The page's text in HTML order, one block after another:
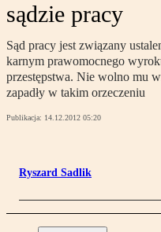
sądzie pracy
Sąd pracy jest związany
karnym prawomocnego
przestępstwa. Nie wolno mu
zapadły w takim orzeczeniu
Publikacja: 14.12.2012 05:20
Ryszard Sadlik